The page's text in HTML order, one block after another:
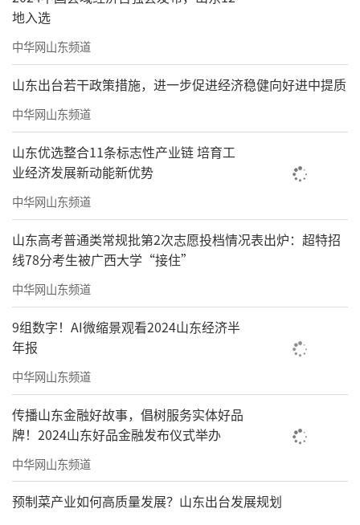
地入选
中华网山东频道
山东出台若干政策措施，进一步促进经济稳健向好进中提质
中华网山东频道
山东优选整合11条标志性产业链 培育工
业经济发展新动能新优势
中华网山东频道
山东高考普通类常规批第2次志愿投档情况表出炉：超特招
线78分考生被广西大学“接住”
中华网山东频道
9组数字！AI微缩景观看2024山东经济半
年报
中华网山东频道
传播山东金融好故事，倡树服务实体好品
牌！2024山东好品金融发布仪式举办
中华网山东频道
预制菜产业如何高质量发展？山东出台发展规划